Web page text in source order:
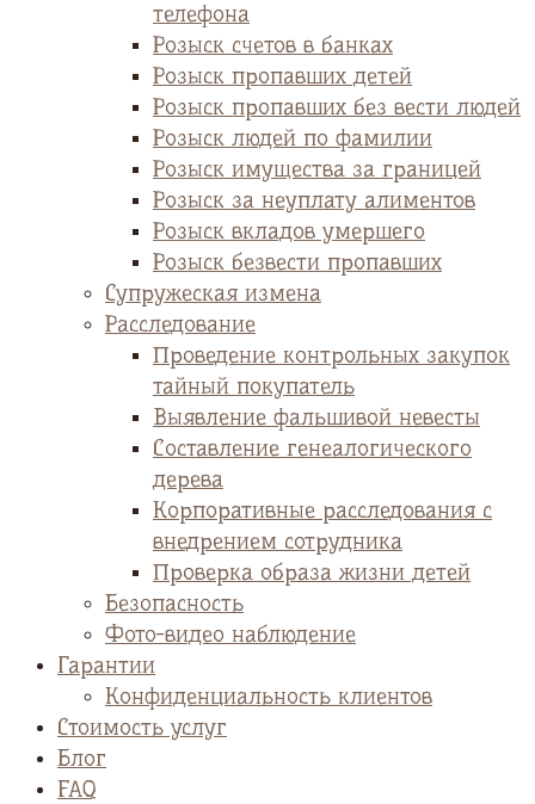
телефона
Розыск счетов в банках
Розыск пропавших детей
Розыск пропавших без вести людей
Розыск людей по фамилии
Розыск имущества за границей
Розыск за неуплату алиментов
Розыск вкладов умершего
Розыск безвести пропавших
Супружеская измена
Расследование
Проведение контрольных закупок
тайный покупатель
Выявление фальшивой невесты
Cоставление генеалогического
дерева
Корпоративные расследования с
внедрением сотрудника
Проверка образа жизни детей
Безопасность
Фото-видео наблюдение
Гарантии
Конфиденциальность клиентов
Стоимость услуг
Блог
FAQ